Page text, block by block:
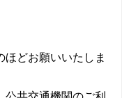
ほどお願いいたしま